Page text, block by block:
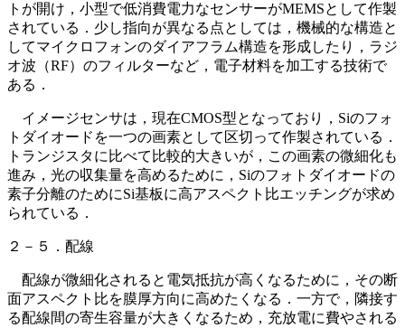
トが開け，小型で低消費電力なセンサーがMEMSとして作製
されている．少し指向が異なる点としては，機械的な構造と
してマイクロフォンのダイアフラム構造を形成したり，ラジ
オ波（RF）のフィルターなど，電子材料を加工する技術で
ある．
イメージセンサは，現在CMOS型となっており，Siのフォ
トダイオードを一つの画素として区切って作製されている．
トランジスタに比べて比較的大きいが，この画素の微細化も
進み，光の収集量を高めるために，Siのフォトダイオードの
素子分離のためにSi基板に高アスペクト比エッチングが求め
られている．
２－５．配線
配線が微細化されると電気抵抗が高くなるために，その断
面アスペクト比を膜厚方向に高めたくなる．一方で，隣接す
る配線間の寄生容量が大きくなるため，充放電に費やされる